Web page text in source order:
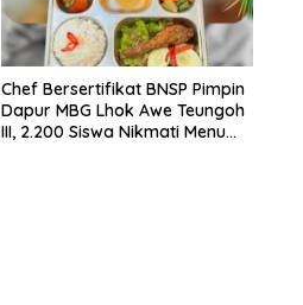
Chef Bersertifikat BNSP Pimpin
Dapur MBG Lhok Awe Teungoh
III, 2.200 Siswa Nikmati Menu